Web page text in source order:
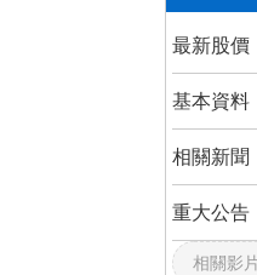
最新股價
基本資料
相關新聞
重大公告
相關影